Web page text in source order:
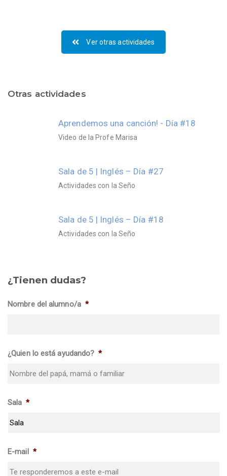
Ver otras actividades
Otras actividades
Aprendemos una canción! - Día #18
Video de la Profe Marisa
Sala de 5 | Inglés – Día #27
Actividades con la Seño
Sala de 5 | Inglés – Día #18
Actividades con la Seño
¿Tienen dudas?
Nombre del alumno/a *
¿Quien lo está ayudando? *
Sala *
E-mail *